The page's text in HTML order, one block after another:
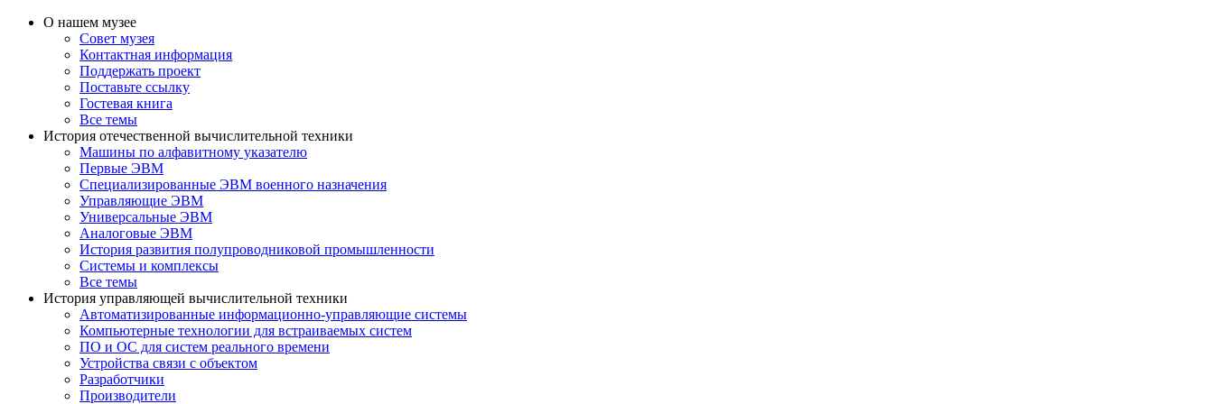
О нашем музее
Совет музея
Контактная информация
Поддержать проект
Поставьте ссылку
Гостевая книга
Все темы
История отечественной вычислительной техники
Машины по алфавитному указателю
Первые ЭВМ
Специализированные ЭВМ военного назначения
Управляющие ЭВМ
Универсальные ЭВМ
Аналоговые ЭВМ
История развития полупроводниковой промышленности
Системы и комплексы
Все темы
История управляющей вычислительной техники
Автоматизированные информационно-управляющие системы
Компьютерные технологии для встраиваемых систем
ПО и ОС для систем реального времени
Устройства связи с объектом
Разработчики
Производители